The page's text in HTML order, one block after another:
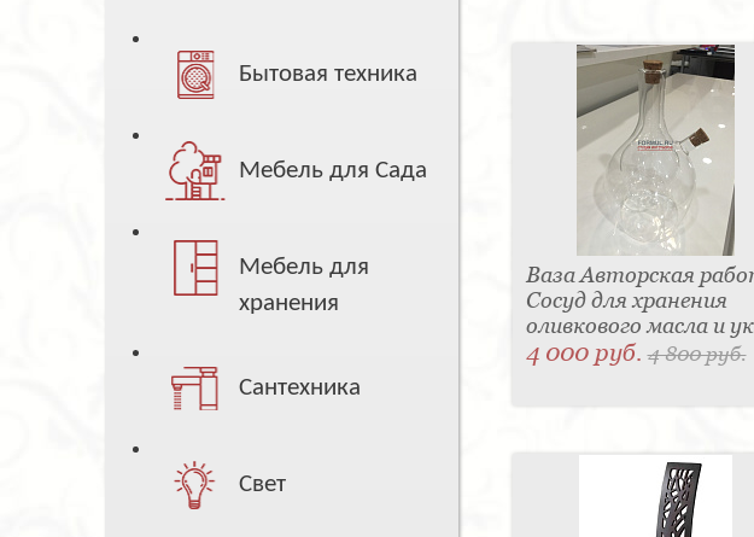
Бытовая техника
Мебель для Сада
Мебель для
хранения
Сантехника
Свет
Ваза Авторская
Сосуд для хранения
оливкового масла и
4 000 руб.4 800 руб.